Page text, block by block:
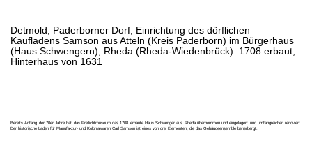
Detmold, Paderborner Dorf, Einrichtung des dörflichen
Kaufladens Samson aus Atteln (Kreis Paderborn) im Bürgerhaus
(Haus Schwengern), Rheda (Rheda-Wiedenbrück). 1708 erbaut,
Hinterhaus von 1631
Bereits Anfang der 70er Jahre hat das Freilichtmuseum das 1708 erbaute Haus Schwenger aus Rheda übernommen und eingelagert und umfangreichen renoviert.
Der historische Laden für Manufaktur- und Kolonialwaren Carl Samson ist eines von drei Elementen, die das Gebäudeensemble beherbergt.